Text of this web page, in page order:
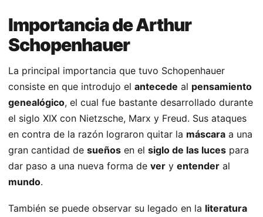
Importancia de Arthur
Schopenhauer
La principal importancia que tuvo Schopenhauer
consiste en que introdujo el antecede al pensamiento
genealógico, el cual fue bastante desarrollado durante
el siglo XIX con Nietzsche, Marx y Freud. Sus ataques
en contra de la razón lograron quitar la máscara a una
gran cantidad de sueños en el siglo de las luces para
dar paso a una nueva forma de ver y entender al
mundo.
También se puede observar su legado en la literatura